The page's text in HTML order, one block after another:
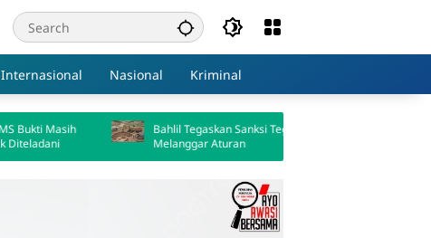
Internasional Nasional Kriminal
Bahlil Tegaskan Sanksi Tegas Tambang
Melanggar Aturan